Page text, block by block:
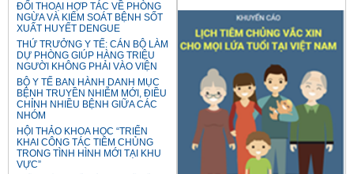
ĐỐI THOẠI HỢP TÁC VỀ PHÒNG
NGỪA VÀ KIỂM SOÁT BỆNH SỐT
XUẤT HUYẾT DENGUE
THỨ TRƯỞNG Y TẾ: CÁN BỘ LÀM
DỰ PHÒNG GIÚP HÀNG TRIỆU
NGƯỜI KHÔNG PHẢI VÀO VIỆN
BỘ Y TẾ BAN HÀNH DANH MỤC
BỆNH TRUYỀN NHIỄM MỚI, ĐIỀU
CHỈNH NHIỀU BỆNH GIỮA CÁC
NHÓM
HỘI THẢO KHOA HỌC “TRIỂN
KHAI CÔNG TÁC TIÊM CHỦNG
TRONG TÌNH HÌNH MỚI TẠI KHU
VỰC”